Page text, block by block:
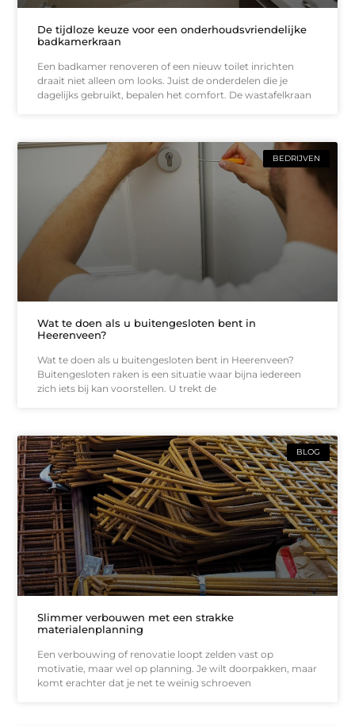
De tijdloze keuze voor een onderhoudsvriendelijke
badkamerkraan
Een badkamer renoveren of een nieuw toilet inrichten
draait niet alleen om looks. Juist de onderdelen die je
dagelijks gebruikt, bepalen het comfort. De wastafelkraan
BEDRIJVEN
Wat te doen als u buitengesloten bent in
Heerenveen?
Wat te doen als u buitengesloten bent in Heerenveen?
Buitengesloten raken is een situatie waar bijna iedereen
zich iets bij kan voorstellen. U trekt de
BLOG
Slimmer verbouwen met een strakke
materialenplanning
Een verbouwing of renovatie loopt zelden vast op
motivatie, maar wel op planning. Je wilt doorpakken, maar
komt erachter dat je net te weinig schroeven